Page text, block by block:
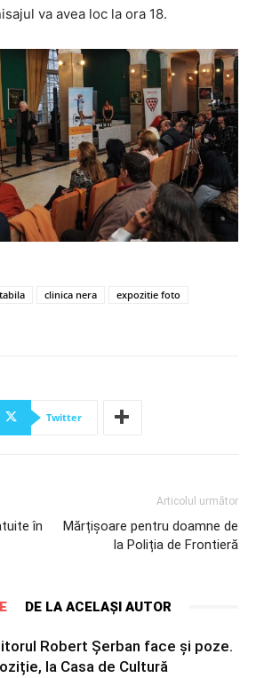
va avea loc la ora 18.
clinica nera
expozitie foto
Twitter
în
Articolul următor
Mărțișoare pentru doamne de
la Poliția de Frontieră
DE LA ACELAȘI AUTOR
Robert Șerban face și poze.
la Casa de Cultură